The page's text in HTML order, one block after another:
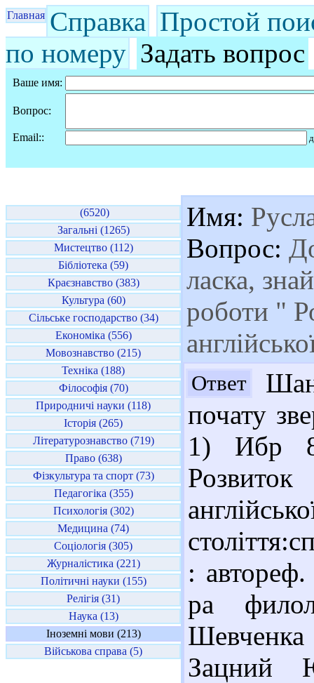
Главная Справка Простой
по номеру Задать вопрос
Ваше имя:
Вопрос:
Email::
(6520)
Загальні (1265)
Мистецтво (112)
Бібліотека (59)
Краєзнавство (383)
Культура (60)
Сільське господарство (34)
Економіка (556)
Мовознавство (215)
Техніка (188)
Філософія (70)
Природничі науки (118)
Історія (265)
Літературознавство (719)
Право (638)
Фізкультура та спорт (73)
Педагогіка (355)
Психологія (302)
Медицина (74)
Соціологія (305)
Журналістика (221)
Політичні науки (155)
Релігія (31)
Наука (13)
Іноземні мови (213)
Військова справа (5)
Имя:
Вопрос:
ласка,
роботи "
Ответ
почату
1) Ибр
:
ра
Зацний